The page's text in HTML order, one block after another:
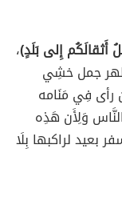
أَثقالَكُم إِلى بَلَدٍ)،
جمل خشِي
فِي مَنَامه
وَلِأَن هَذِه
بعيد لراكبها بِلَا